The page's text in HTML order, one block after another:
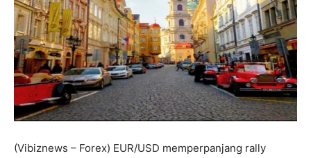
(Vibiznews – Forex) EUR/USD memperpanjang rally